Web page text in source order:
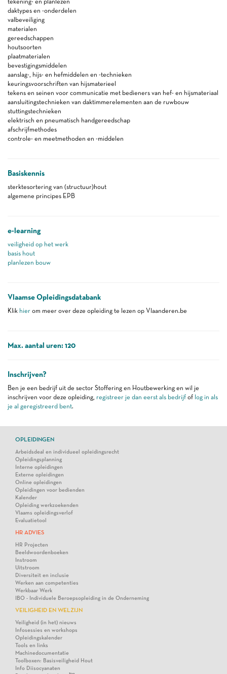
daktypes en -onderdelen
valbeveiliging
materialen
gereedschappen
houtsoorten
plaatmaterialen
bevestigingsmiddelen
aanslag-, hijs- en hefmiddelen en -technieken
keuringsvoorschriften van hijsmaterieel
tekens en seinen voor communicatie met bedieners van hef- en hijsmateriaal
aansluitingstechnieken van daktimmerelementen aan de ruwbouw
stuttingstechnieken
elektrisch en pneumatisch handgereedschap
afschrijfmethodes
controle- en meetmethoden en -middelen
Basiskennis
sterktesortering van (structuur)hout
algemene principes EPB
e-learning
veiligheid op het werk
basis hout
planlezen bouw
Vlaamse Opleidingsdatabank
Klik hier om meer over deze opleiding te lezen op Vlaanderen.be
Max. aantal uren: 120
Inschrijven?
Ben je een bedrijf uit de sector Stoffering en Houtbewerking en wil je
inschrijven voor deze opleiding, registreer je dan eerst als bedrijf of log in als
je al geregistreerd bent.
OPLEIDINGEN
Arbeidsdeal en individueel opleidingsrecht
Opleidingsplanning
Interne opleidingen
Externe opleidingen
Online opleidingen
Opleidingen voor bedienden
Kalender
Opleiding werkzoekenden
Vlaams opleidingsverlof
Evaluatietool
HR ADVIES
HR Projecten
Beeldwoordenboeken
Instroom
Uitstroom
Diversiteit en inclusie
Werken aan competenties
Werkbaar Werk
IBO - Individuele Beroepsopleiding in de Onderneming
VEILIGHEID EN WELZIJN
Veiligheid (in het) nieuws
Infosessies en workshops
Opleidingskalender
Tools en links
Machinedocumentatie
Toolboxen: Basisveiligheid Hout
Info Diisocyanaten